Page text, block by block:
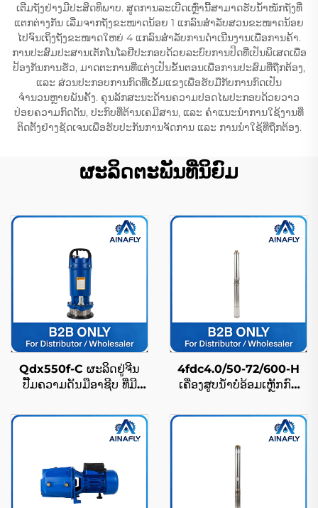
ເຕີມຖັງຢ່າງມີປະສິດທິພາບ. ສູດການລະເບີດເຫຼົ່ານີ້ສາມາດຮັບນ້ຳໜັກຖັງທີ່
ແຕກຕ່າງກັນ ເລີ່ມຈາກຖັງຂະໜາດນ້ອຍ 1 ແກລົນສຳລັບສວນຂະໜາດນ້ອຍ
ໄປຈົນເຖິງຖັງຂະໜາດໃຫຍ່ 4 ແກລົນສຳລັບການດຳເນີນງານເພື່ອການຄ້າ.
ການປະສົມປະສານເຕັກໂນໂລຢີປະກອບດ້ວຍລະບົບການປິດທີ່ເປັນພິເສດເພື່ອ
ປ້ອງກັນການຮັ່ວ, ມາດຕະການທີ່ແຕ່ງເປັນຂັ້ນຕອນເພື່ອການປະສົມທີ່ຖືກຕ້ອງ,
ແລະ ສ່ວນປະກອບການກົດທີ່ເຂັ້ມແຂງເພື່ອຮັບມືກັບການກົດເປັນ
ຈຳນວນຫຼາຍພັນຄັ້ງ. ຄຸນລັກສະນະດ້ານຄວາມປອດໄພປະກອບດ້ວຍວາວ
ປ່ອຍຄວາມກົດດັນ, ປະກົບທີ່ຕ້ານເຄມີສານ, ແລະ ຄຳແນະນຳການໃຊ້ງານທີ່
ຕິດຕັ້ງຢ່າງຊັດເຈນເພື່ອຮັບປະກັນການຈັດການ ແລະ ການນຳໃຊ້ທີ່ຖືກຕ້ອງ.
ຜະລິດຕະພັນທີ່ນິຍົມ
Qdx550f-C ຜະລິດຢູ່ຈີນ
ປັ໊ມຄວາມດັນມືອາຊີບ ທີ່ມີ
ນ້ຳໃນລະດັບ IP68
4fdc4.0/50-72/600-H
ເຄື່ອງສູບນ້ຳບໍ່ອ້ອມເຫຼັກກົດ
ກັ່ວເວລາຍາວ ແລະ ລາຄາ